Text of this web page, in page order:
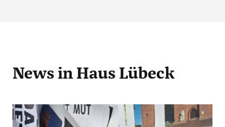
News in Haus Lübeck